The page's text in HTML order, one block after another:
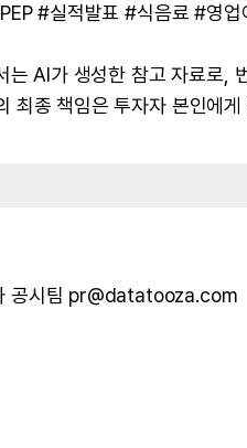
#실적발표 #식음료 #영업
는 AI가 생성한 참고 자료로,
최종 책임은 투자자 본인에
공시팀 pr@datatooza.com